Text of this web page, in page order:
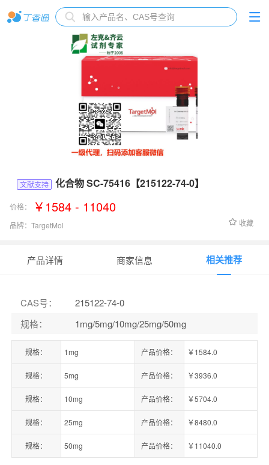
文献支持 化合物 SC-75416【215122-74-0】
价格： ￥1584 - 11040
品牌： TargetMol 收藏
产品详情 商家信息 相关推荐
CAS号：
215122-74-0
规格： 1mg/5mg/10mg/25mg/50mg
规格： 1mg 产品价格： ￥1584.0
规格： 5mg 产品价格： ￥3936.0
规格： 10mg 产品价格： ￥5704.0
规格： 25mg 产品价格： ￥8480.0
规格： 50mg 产品价格： ￥11040.0